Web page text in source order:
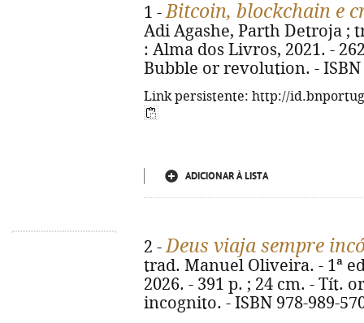
1 -Bitcoin, blockchain e
Adi Agashe, Parth Detroja ;
: Alma dos Livros, 2021. -
Bubble or revolution. - ISBN
Link persistente: http://
ADICIONAR À LISTA
2 -Deus viaja sempre
trad. Manuel Oliveira. - 1ª
2026. - 391 p. ; 24 cm. - Tít.
incognito. - ISBN 978-989-